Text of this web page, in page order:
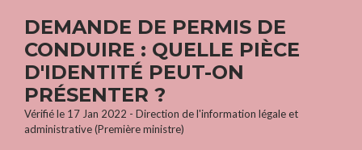
DEMANDE DE PERMIS DE
CONDUIRE : QUELLE PIÈCE
D'IDENTITÉ PEUT-ON
PRÉSENTER ?
Vérifié le 17 Jan 2022 - Direction de l'information légale et
administrative (Première ministre)